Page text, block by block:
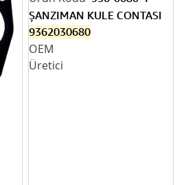
ŞANZIMAN KULE CONTASI
9362030680